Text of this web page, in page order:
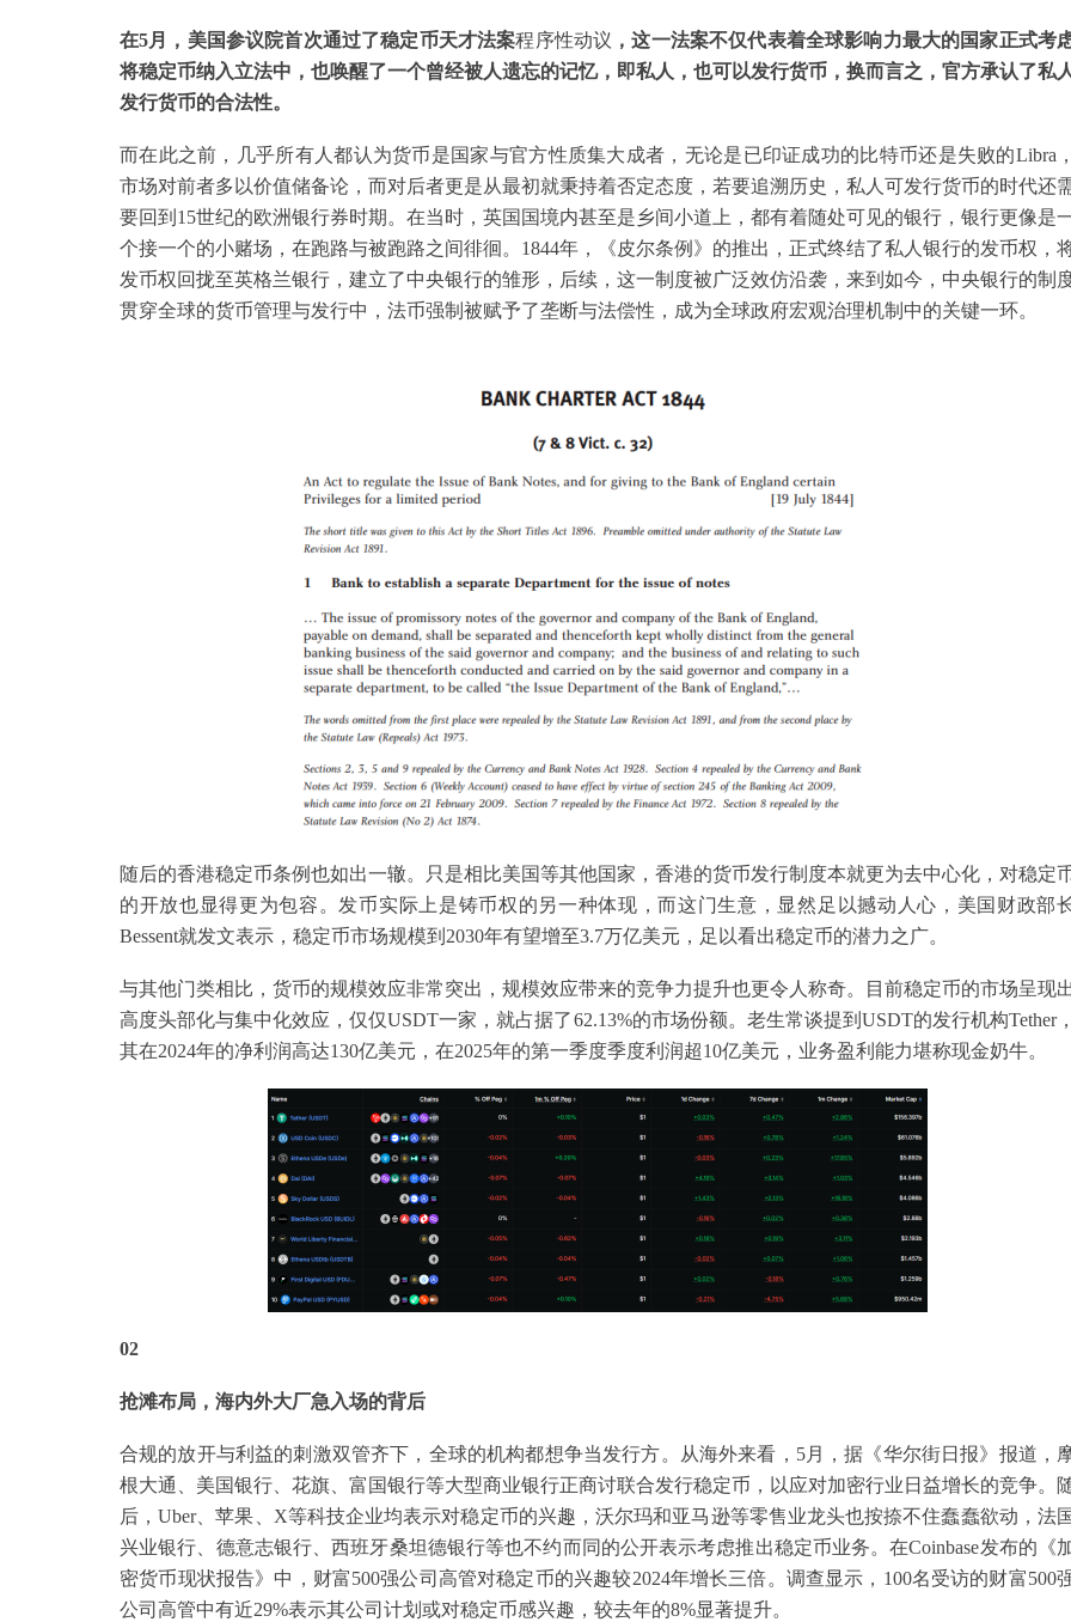
在5月，美国参议院首次通过了稳定币天才法案程序性动议 ，这一法案不仅代表着全球影响力最大的国家正式考
将稳定币纳入立法中，也唤醒了一个曾经被人遗忘的记忆，即私人，也可以发行货币，换而言之，官方承认了私
发行货币的合法性。
而在此之前，几乎所有人都认为货币是国家与官方性质集大成者，无论是已印证成功的比特币还是失败的Libra，
市场对前者多以价值储备论，而对后者更是从最初就秉持着否定态度，若要追溯历史，私人可发行货币的时代还
要回到15世纪的欧洲银行券时期。在当时，英国国境内甚至是乡间小道上，都有着随处可见的银行，银行更像是
个接一个的小赌场，在跑路与被跑路之间徘徊。1844年，《皮尔条例》的推出，正式终结了私人银行的发币权，
发币权回拢至英格兰银行，建立了中央银行的雏形，后续，这一制度被广泛效仿沿袭，来到如今，中央银行的制
贯穿全球的货币管理与发行中，法币强制被赋予了垄断与法偿性，成为全球政府宏观治理机制中的关键一环。
随后的香港稳定币条例也如出一辙。只是相比美国等其他国家，香港的货币发行制度本就更为去中心化，对稳定
的开放也显得更为包容。发币实际上是铸币权的另一种体现，而这门生意，显然足以撼动人心，美国财政部
Bessent就发文表示，稳定币市场规模到2030年有望增至3.7万亿美元，足以看出稳定币的潜力之广。
与其他门类相比，货币的规模效应非常突出，规模效应带来的竞争力提升也更令人称奇。目前稳定币的市场呈现
高度头部化与集中化效应，仅仅USDT一家，就占据了62.13%的市场份额。老生常谈提到USDT的发行机构Tether，
其在2024年的净利润高达130亿美元，在2025年的第一季度季度利润超10亿美元，业务盈利能力堪称现金奶牛。
02
抢滩布局，海内外大厂急入场的背后
合规的放开与利益的刺激双管齐下，全球的机构都想争当发行方。从海外来看，5月，据《华尔街日报》报道，
根大通、美国银行、花旗、富国银行等大型商业银行正商讨联合发行稳定币，以应对加密行业日益增长的竞争。
后，Uber、苹果、X等科技企业均表示对稳定币的兴趣，沃尔玛和亚马逊等零售业龙头也按捺不住蠢蠢欲动，法国
兴业银行、德意志银行、西班牙桑坦德银行等也不约而同的公开表示考虑推出稳定币业务。在Coinbase发布的《
密货币现状报告》中，财富500强公司高管对稳定币的兴趣较2024年增长三倍。调查显示，100名受访的财富500
公司高管中有近29%表示其公司计划或对稳定币感兴趣，较去年的8%显著提升。